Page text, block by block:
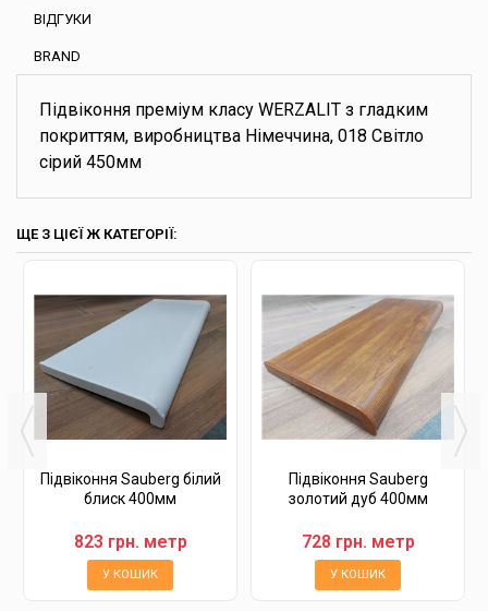
ВІДГУКИ
BRAND
Підвіконня преміум класу WERZALIT з гладким
покриттям, виробництва Німеччина, 018 Світло
сірий 450мм
ЩЕ З ЦІЄЇ Ж КАТЕГОРІЇ:
Підвіконня Sauberg білий
блиск 400мм
823 грн. метр
У КОШИК
Підвіконня Sauberg
золотий дуб 400мм
728 грн. метр
У КОШИК